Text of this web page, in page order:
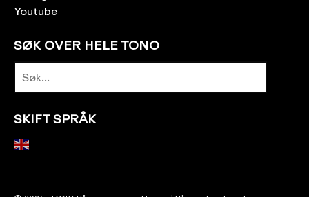
Youtube
SØK OVER HELE TONO
SKIFT SPRÅK